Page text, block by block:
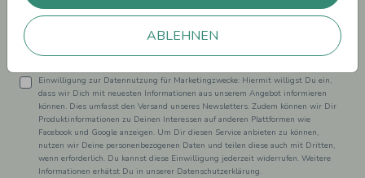
ABLEHNEN
Einwilligung zur Datennutzung für Marketingzwecke: Hiermit willigst Du ein,
dass wir Dich mit neuesten Informationen aus unserem Angebot informieren
können. Dies umfasst den Versand unseres Newsletters. Zudem können wir Dir
Produktinformationen zu Deinen Interessen auf anderen Plattformen wie
Facebook und Google anzeigen. Um Dir diesen Service anbieten zu können,
nutzen wir Deine personenbezogenen Daten und teilen diese auch mit Dritten,
wenn erforderlich. Du kannst diese Einwilligung jederzeit widerrufen. Weitere
Informationen erhätst Du in unserer Datenschutzerklärung.